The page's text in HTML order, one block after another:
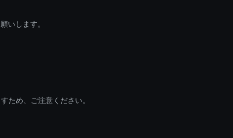
いします。
ため、ご注意ください。